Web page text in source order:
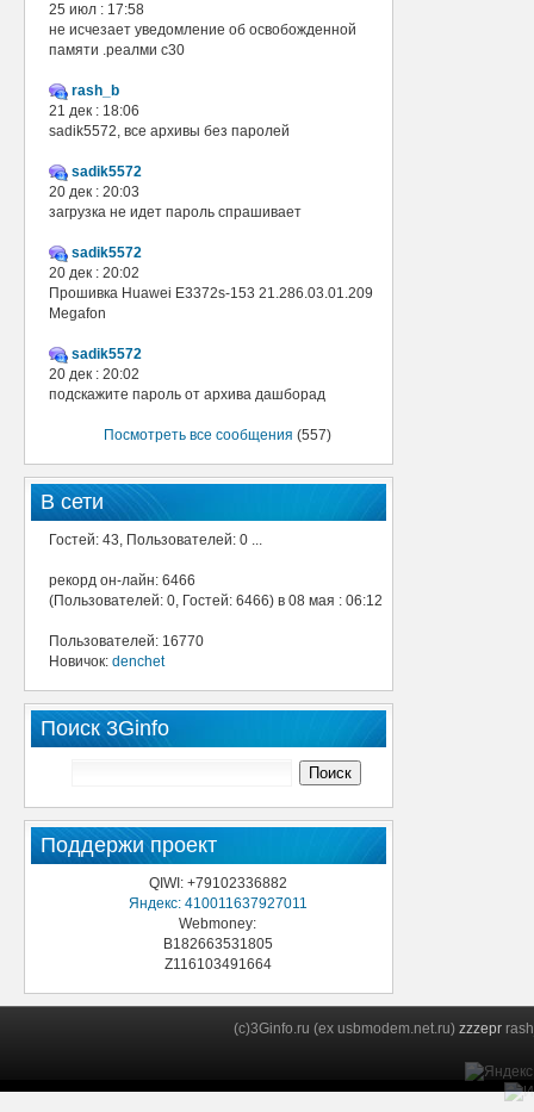
25 июл : 17:58
не исчезает уведомление об освобожденной
памяти .реалми с30
rash_b
21 дек : 18:06
sadik5572, все архивы без паролей
sadik5572
20 дек : 20:03
загрузка не идет пароль спрашивает
sadik5572
20 дек : 20:02
Прошивка Huawei E3372s-153 21.286.03.01.209
Megafon
sadik5572
20 дек : 20:02
подскажите пароль от архива дашборад
Посмотреть все сообщения (557)
В сети
Гостей: 43, Пользователей: 0 ...
рекорд он-лайн: 6466
(Пользователей: 0, Гостей: 6466) в 08 мая : 06:12
Пользователей: 16770
Новичок: denchet
Поиск 3Ginfo
Поддержи проект
QIWI: +79102336882
Яндекс: 410011637927011
Webmoney:
B182663531805
Z116103491664
(c)3Ginfo.ru (ex usbmodem.net.ru) zzzepr